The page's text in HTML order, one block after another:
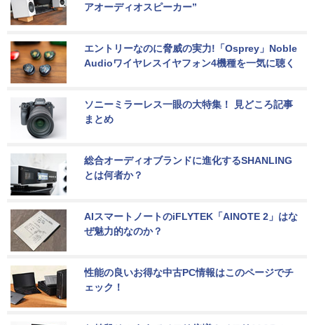
アオーディオスピーカー”
エントリーなのに脅威の実力!「Osprey」Noble
Audioワイヤレスイヤフォン4機種を一気に聴く
ソニーミラーレス一眼の大特集！ 見どころ記事
まとめ
総合オーディオブランドに進化するSHANLING
とは何者か？
AIスマートノートのiFLYTEK「AINOTE 2」はな
ぜ魅力的なのか？
性能の良いお得な中古PC情報はこのページでチ
ェック！